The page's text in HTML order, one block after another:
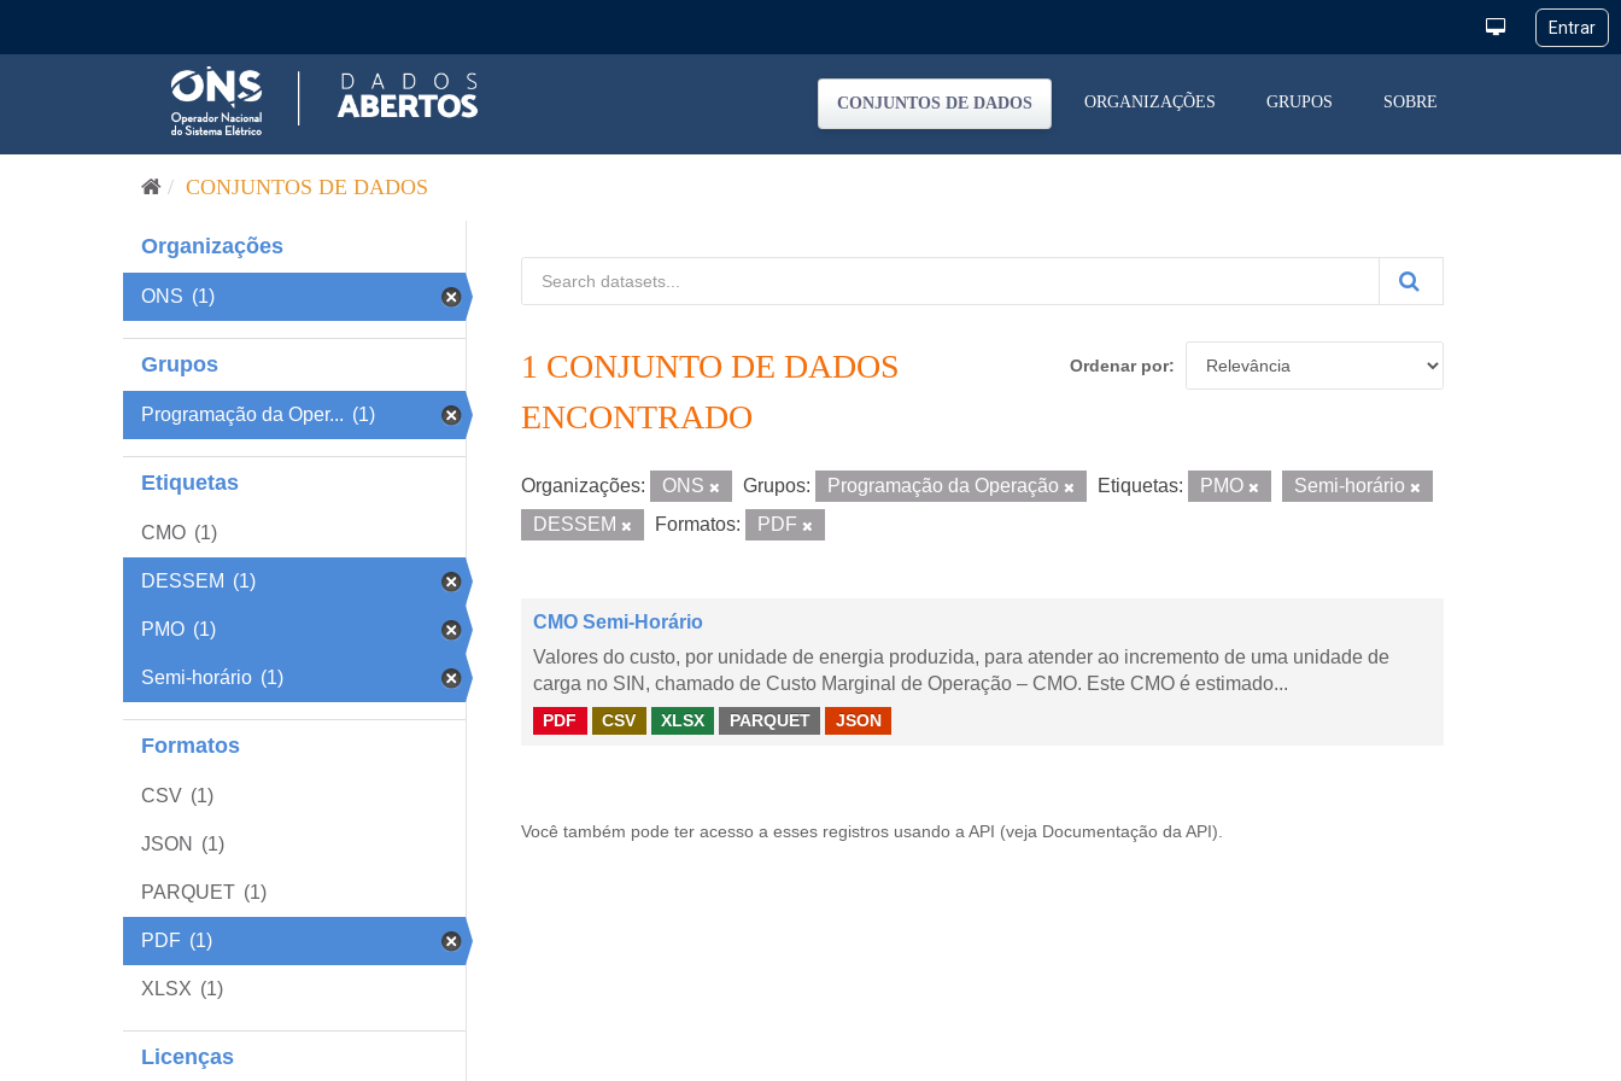
CONJUNTOS DE DADOS ORGANIZAÇÕES GRUPOS SOBRE
CONJUNTOS DE DADOS
Organizações
ONS (1)
Grupos
Programação da Oper... (1)
Etiquetas
CMO (1)
DESSEM (1)
PMO (1)
Semi-horário (1)
Formatos
CSV (1)
JSON (1)
PARQUET (1)
PDF (1)
XLSX (1)
Licenças
Ordenar por
1 CONJUNTO DE DADOS
ENCONTRADO
Organizações: ONS Grupos: Programação da Operação Etiquetas: PMO
Semi-horário
DESSEM
Formatos: PDF
CMO Semi-Horário
Valores do custo, por unidade de energia produzida, para atender ao incremento de uma unidade de
carga no SIN, chamado de Custo Marginal de Operação – CMO. Este CMO é estimado...
PDF CSV XLSX PARQUET JSON
Você também pode ter acesso a esses registros usando a API (veja Documentação da API ).